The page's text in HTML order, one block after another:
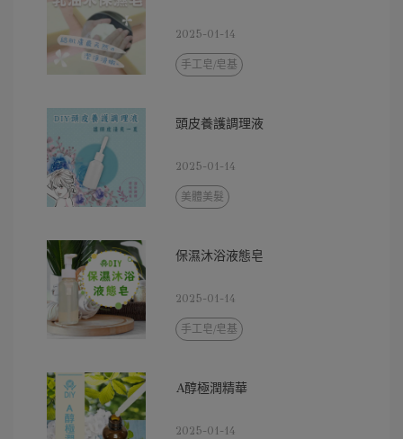
2025-01-14
手工皂/皂基
頭皮養護調理液
2025-01-14
美體美髮
保濕沐浴液態皂
2025-01-14
手工皂/皂基
A醇極潤精華
2025-01-14